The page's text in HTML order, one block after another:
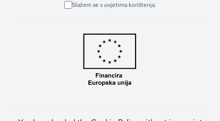
Slažem se s uvjetima korištenja.